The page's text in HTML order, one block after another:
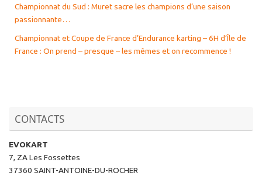
Championnat du Sud : Muret sacre les champions d’une saison
passionnante…
Championnat et Coupe de France d’Endurance karting – 6H d’Île de
France : On prend – presque – les mêmes et on recommence !
CONTACTS
EVOKART
7, ZA Les Fossettes
37360 SAINT-ANTOINE-DU-ROCHER